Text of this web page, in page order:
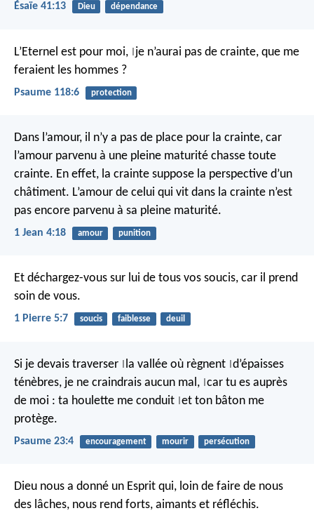
Ésaïe 41:13 Dieu dépendance
L’Eternel est pour moi, je n’aurai pas de crainte, que me
feraient les hommes ?
Psaume 118:6 protection
Dans l’amour, il n’y a pas de place pour la crainte, car
l’amour parvenu à une pleine maturité chasse toute
crainte. En effet, la crainte suppose la perspective d’un
châtiment. L’amour de celui qui vit dans la crainte n’est
pas encore parvenu à sa pleine maturité.
1 Jean 4:18 amour punition
Et déchargez-vous sur lui de tous vos soucis, car il prend
soin de vous.
1 Pierre 5:7 soucis faiblesse deuil
Si je devais traverser la vallée où règnent d’épaisses
ténèbres, je ne craindrais aucun mal, car tu es auprès
de moi : ta houlette me conduit et ton bâton me
protège.
Psaume 23:4 encouragement mourir persécution
Dieu nous a donné un Esprit qui, loin de faire de nous
des lâches, nous rend forts, aimants et réfléchis.